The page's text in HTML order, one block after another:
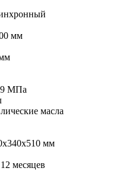
мм
МПа
масла
мм
12 месяцев